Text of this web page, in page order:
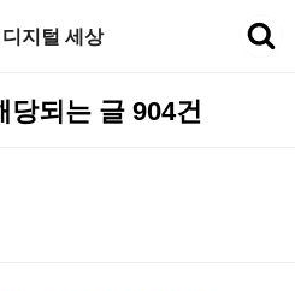
지털 세상
당되는 글 904건